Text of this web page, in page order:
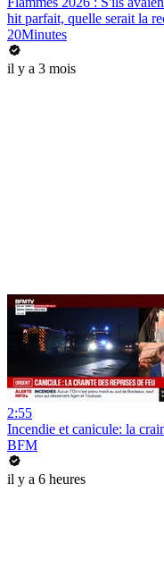
hit parfait, quelle serait la
20Minutes
il y a 3 mois
2:55
Incendie et canicule: la
BFM
il y a 6 heures